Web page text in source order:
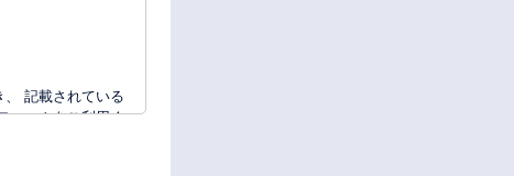
、 記載されている
ォームをご利用く